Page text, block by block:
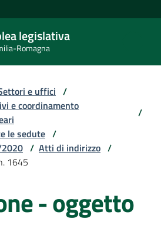
legislativa
Romagna
e uffici /
e coordinamento
/
le sedute /
/ Atti di indirizzo /
1645
- oggetto